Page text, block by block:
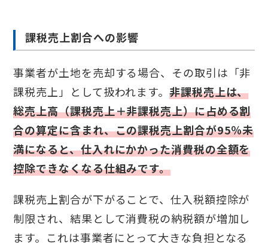
課税売上割合への影響
事業者が土地を売却する場合、その取引は「非
課税売上」として扱われます。非課税売上は、
総売上高（課税売上＋非課税売上）に占める割
合の算定に含まれ、この課税売上割合が95％未
満になると、仕入れにかかった消費税の全額を
控除できなくなる仕組みです。
課税売上割合が下がることで、仕入税額控除が
制限され、結果として消費税の納税額が増加し
ます。これは事業者にとって大きな負担となる